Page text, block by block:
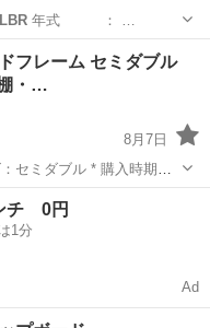
LBR 年式 ： …
フレーム セミダブル
・…
8月7日
した状態）です。 プラ
チ 0円
1分
Ad